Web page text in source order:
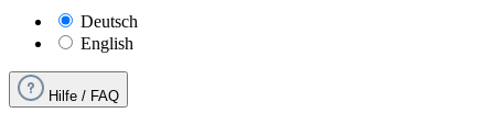
Deutsch
English
Hilfe / FAQ